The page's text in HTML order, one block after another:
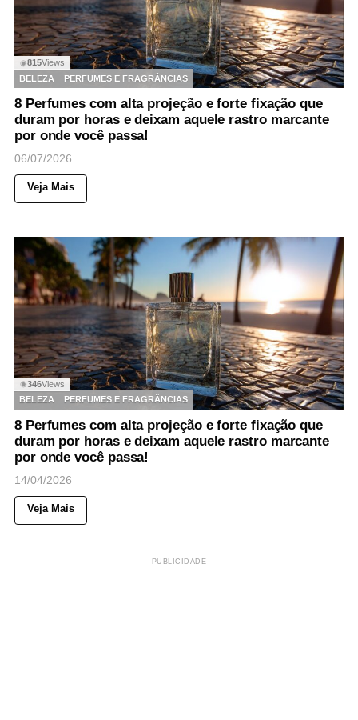
◉815Views
BELEZA
PERFUMES E FRAGRÂNCIAS
8 Perfumes com alta projeção e forte fixação que
duram por horas e deixam aquele rastro marcante
por onde você passa!
06/07/2026
Veja Mais
◉346Views
BELEZA
PERFUMES E FRAGRÂNCIAS
8 Perfumes com alta projeção e forte fixação que
duram por horas e deixam aquele rastro marcante
por onde você passa!
14/04/2026
Veja Mais
PUBLICIDADE